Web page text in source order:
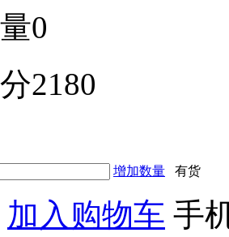
0
2180
增加数量 有货
加入购物车 手